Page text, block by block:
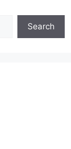
Search